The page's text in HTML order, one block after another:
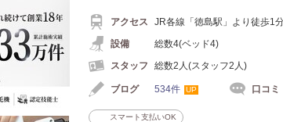
アクセス
JR各線「徳島駅」より徒歩1
設備
総数4(ベッド4)
スタッフ
総数2人(スタッフ2人)
ブログ 534件 UP 口コミ
スマート支払いOK